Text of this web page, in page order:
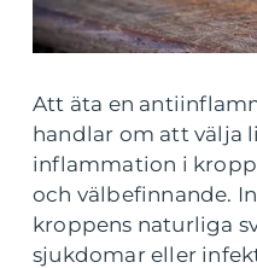
Att äta en
handlar om att välja
inflammation i
och välbefinnande.
kroppens naturliga
sjukdomar eller